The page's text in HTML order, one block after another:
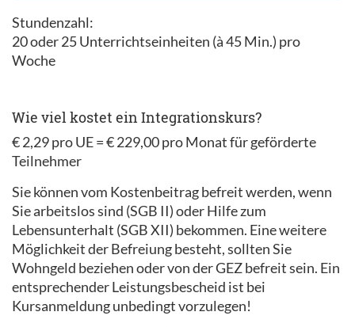
Stundenzahl:
20 oder 25 Unterrichtseinheiten (à 45 Min.) pro
Woche
Wie viel kostet ein Integrationskurs?
€ 2,29 pro UE = € 229,00 pro Monat für geförderte
Teilnehmer
Sie können vom Kostenbeitrag befreit werden, wenn
Sie arbeitslos sind (SGB II) oder Hilfe zum
Lebensunterhalt (SGB XII) bekommen. Eine weitere
Möglichkeit der Befreiung besteht, sollten Sie
Wohngeld beziehen oder von der GEZ befreit sein. Ein
entsprechender Leistungsbescheid ist bei
Kursanmeldung unbedingt vorzulegen!